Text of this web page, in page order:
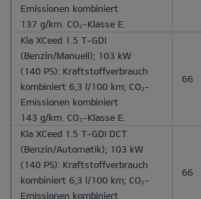
Emissionen kombiniert
137 g/km. CO₂-Klasse E.
Kia XCeed 1.5 T-GDI
(Benzin/Manuell); 103 kW
(140 PS): Kraftstoffverbrauch
kombiniert 6,3 l/100 km; CO₂-
Emissionen kombiniert
143 g/km. CO₂-Klasse E.
66
Kia XCeed 1.5 T-GDI DCT
(Benzin/Automatik); 103 kW
(140 PS): Kraftstoffverbrauch
kombiniert 6,3 l/100 km; CO₂-
Emissionen kombiniert
66